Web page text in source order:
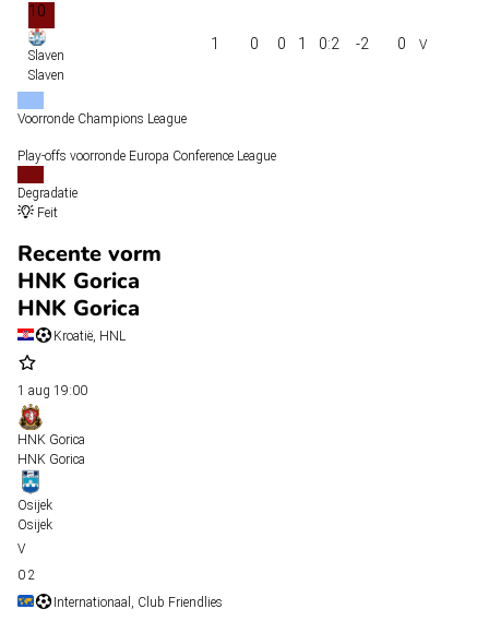
10
Slaven
Slaven
1 0 0 1 0:2 -2 0
Voorronde Champions League
Play-offs voorronde Europa Conference League
Degradatie
Feit
Recente vorm
HNK Gorica
HNK Gorica
Kroatië, HNL
1 aug 19:00
HNK Gorica
HNK Gorica
Osijek
Osijek
0 2
Internationaal, Club Friendlies